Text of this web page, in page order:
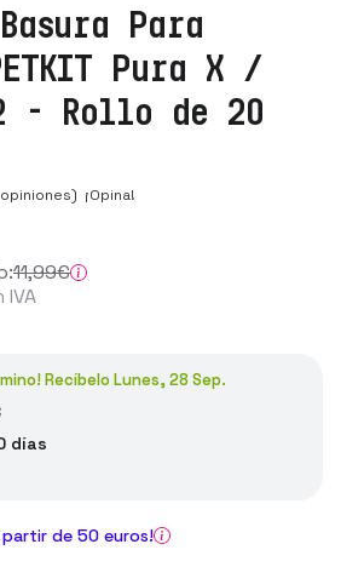
Para
Pura X /
- Rollo de 20
¡Opina!
11,99€
Recíbelo Lunes, 28 Sep.
días
partir de 50 euros!